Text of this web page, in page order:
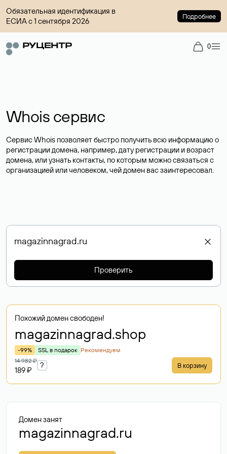
Обязательная идентификация в
ЕСИА с 1 сентября 2026
Подробнее
0
Whois сервис
Сервис Whois позволяет быстро получить всю информацию о
регистрации домена, например, дату регистрации и возраст
домена, или узнать контакты, по которым можно связаться с
организацией или человеком, чей домен вас заинтересовал.
Проверить
Похожий домен свободен!
magazinnagrad.shop
-99% SSL в подарок Рекомендуем
14 982 ₽
189 ₽
? В корзину
Домен занят
magazinnagrad.ru